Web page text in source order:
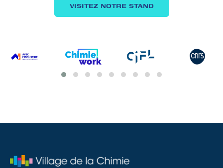
VISITEZ NOTRE STAND